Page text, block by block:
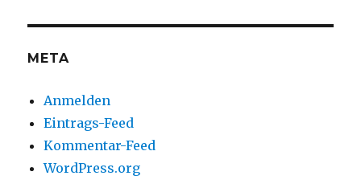
anzeigenanzeigen
META
Anmelden
Eintrags-Feed
Kommentar-Feed
WordPress.org